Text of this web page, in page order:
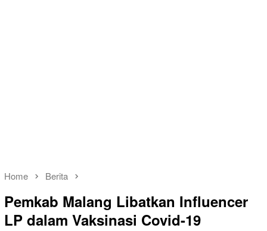
Home Berita
Pemkab Malang Libatkan Influencer
LP dalam Vaksinasi Covid-19